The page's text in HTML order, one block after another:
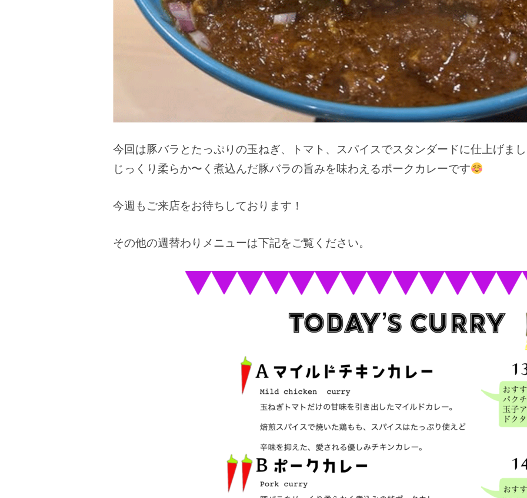
今回は豚バラとたっぷりの玉ねぎ、トマト、スパイスでスタンダードに仕上げま
じっくり柔らか〜く煮込んだ豚バラの旨みを味わえるポークカレーです
今週もご来店をお待ちしております！
その他の週替わりメニューは下記をご覧ください。